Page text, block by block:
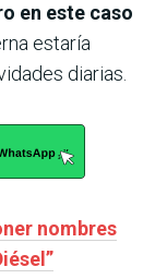
en este caso
estaría
diarias.
nombres